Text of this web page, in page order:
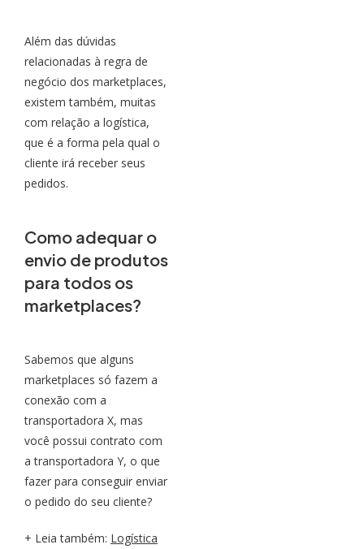
Além das dúvidas
relacionadas à regra de
negócio dos marketplaces,
existem também, muitas
com relação a logística,
que é a forma pela qual o
cliente irá receber seus
pedidos.
Como adequar o
envio de produtos
para todos os
marketplaces?
Sabemos que alguns
marketplaces só fazem a
conexão com a
transportadora X, mas
você possui contrato com
a transportadora Y, o que
fazer para conseguir enviar
o pedido do seu cliente?
+ Leia também: Logística